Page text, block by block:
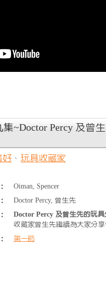
~Doctor Percy 及曾
好 、 玩具收藏家
Oiman, Spencer
Doctor Percy, 曾生先
Doctor Percy 及曾生先的玩
收藏家曾生先繼續為大家分
第一節